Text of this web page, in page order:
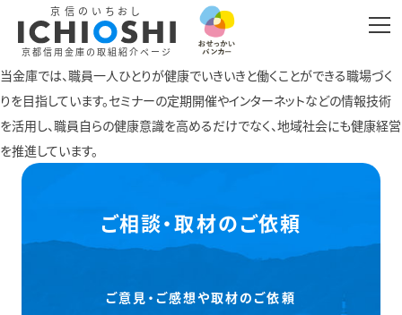
京信のいちおし
京都信用金庫の取組紹介ページ
当金庫では、職員一人ひとりが健康でいきいきと働くことができる職場づく
りを目指しています。セミナーの定期開催やインターネットなどの情報技術
を活用し、職員自らの健康意識を高めるだけでなく、地域社会にも健康経営
を推進しています。
ご相談・取材のご依頼
ご意見・ご感想や取材のご依頼